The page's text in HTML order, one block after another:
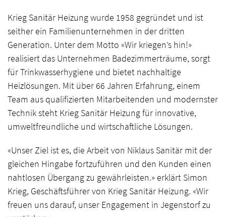
Krieg Sanitär Heizung wurde 1958 gegründet und ist
seither ein Familienunternehmen in der dritten
Generation. Unter dem Motto «Wir kriegen’s hin!»
realisiert das Unternehmen Badezimmerträume, sorgt
für Trinkwasserhygiene und bietet nachhaltige
Heizlösungen. Mit über 66 Jahren Erfahrung, einem
Team aus qualifizierten Mitarbeitenden und modernster
Technik steht Krieg Sanitär Heizung für innovative,
umweltfreundliche und wirtschaftliche Lösungen.
«Unser Ziel ist es, die Arbeit von Niklaus Sanitär mit der
gleichen Hingabe fortzuführen und den Kunden einen
nahtlosen Übergang zu gewährleisten.» erklärt Simon
Krieg, Geschäftsführer von Krieg Sanitär Heizung. «Wir
freuen uns darauf, unser Engagement in Jegenstorf zu